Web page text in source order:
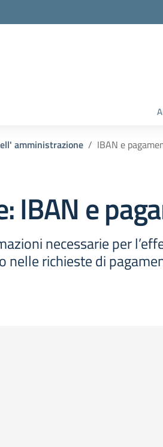
amministrazione IBAN e
IBAN e
necessarie per
richieste di